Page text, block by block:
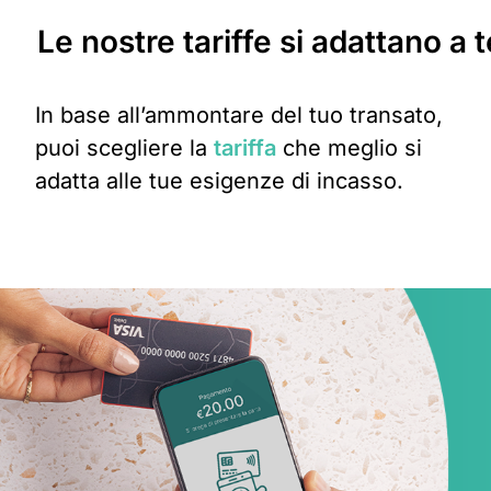
Le nostre tariffe si adattano a
In base all’ammontare del tuo transato,
puoi scegliere la tariffa che meglio si
adatta alle tue esigenze di incasso.